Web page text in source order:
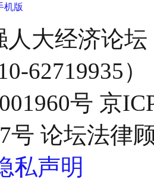
机版
人大经济论
62719935）
号 京
号 论坛法律
私声明